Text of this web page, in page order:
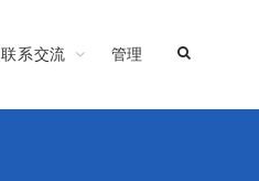
联系交流 管理